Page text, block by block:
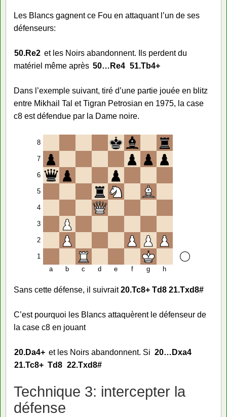
Les Blancs gagnent ce Fou en attaquant l’un de ses
défenseurs:
50.Re2 et les Noirs abandonnent. Ils perdent du
matériel même après 50… Re4 51.Tb4+
Dans l’exemple suivant, tiré d’une partie jouée en blitz
entre Mikhail Tal et Tigran Petrosian en 1975, la case
c8 est défendue par la Dame noire.
8
7
6
5
4
3
2
1
a
b c d e f g h
Sans cette défense, il suivrait20.Tc8+ Td8 21.Txd8#
C’est pourquoi les Blancs attaquèrent le défenseur de
la case c8 en jouant
20.Da4+ et les Noirs abandonnent. Si 20… Dxa4
21.Tc8+ Td8 22.Txd8#
Technique 3: intercepter la
défense